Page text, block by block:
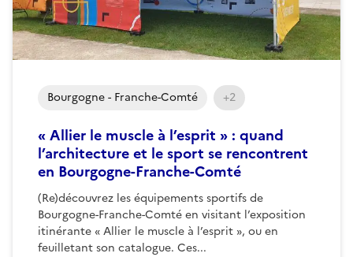
« Allier le muscle à l’esprit » : quand
l’architecture et le sport se rencontrent
en Bourgogne-Franche-Comté
(Re)découvrez les équipements sportifs de
Bourgogne-Franche-Comté en visitant l’exposition
itinérante « Allier le muscle à l’esprit », ou en
feuilletant son catalogue. Ces...
Bourgogne - Franche-Comté +2